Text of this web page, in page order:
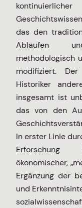
das den
Abläufen und
methodologisch
modifiziert.
Historiker
insgesamt ist
das von den
In erster Linie
Erforschung
ökonomischer,
Ergänzung der
und